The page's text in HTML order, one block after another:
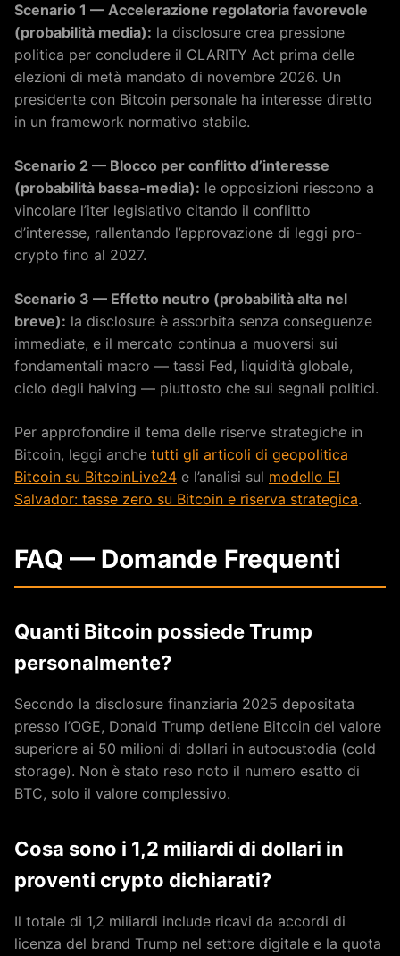
Scenario 1 — Accelerazione regolatoria favorevole
(probabilità media): la disclosure crea pressione
politica per concludere il CLARITY Act prima delle
elezioni di metà mandato di novembre 2026. Un
presidente con Bitcoin personale ha interesse diretto
in un framework normativo stabile.
Scenario 2 — Blocco per conflitto d’interesse
(probabilità bassa-media): le opposizioni riescono a
vincolare l’iter legislativo citando il conflitto
d’interesse, rallentando l’approvazione di leggi pro-
crypto fino al 2027.
Scenario 3 — Effetto neutro (probabilità alta nel
breve): la disclosure è assorbita senza conseguenze
immediate, e il mercato continua a muoversi sui
fondamentali macro — tassi Fed, liquidità globale,
ciclo degli halving — piuttosto che sui segnali politici.
Per approfondire il tema delle riserve strategiche in
Bitcoin, leggi anche tutti gli articoli di geopolitica
Bitcoin su BitcoinLive24 e l’analisi sul modello El
Salvador: tasse zero su Bitcoin e riserva strategica.
FAQ — Domande Frequenti
Quanti Bitcoin possiede Trump
personalmente?
Secondo la disclosure finanziaria 2025 depositata
presso l’OGE, Donald Trump detiene Bitcoin del valore
superiore ai 50 milioni di dollari in autocustodia (cold
storage). Non è stato reso noto il numero esatto di
BTC, solo il valore complessivo.
Cosa sono i 1,2 miliardi di dollari in
proventi crypto dichiarati?
Il totale di 1,2 miliardi include ricavi da accordi di
licenza del brand Trump nel settore digitale e la quota